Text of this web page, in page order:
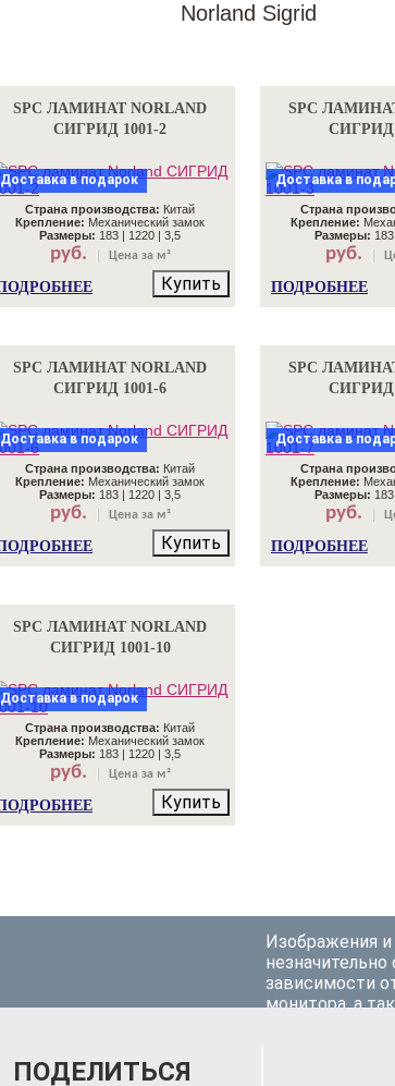
Norland Sigrid
SPC ЛАМИНАТ NORLAND
СИГРИД 1001-2
Доставка в подарок
Страна производства: Китай
Крепление: Механический замок
Размеры: 183 | 1220 | 3,5
руб. Цена за м²
Купить
SPC
СИГРИД
Доставка в
Страна
Крепление:
Размеры:
руб.
ПОДРОБНЕЕ
SPC ЛАМИНАТ NORLAND
СИГРИД 1001-6
Доставка в подарок
Страна производства: Китай
Крепление: Механический замок
Размеры: 183 | 1220 | 3,5
руб. Цена за м²
Купить
SPC
СИГРИД
Доставка в
Страна
Крепление:
Размеры:
руб.
ПОДРОБНЕЕ
SPC ЛАМИНАТ NORLAND
СИГРИД 1001-10
Доставка в подарок
Страна производства: Китай
Крепление: Механический замок
Размеры: 183 | 1220 | 3,5
руб. Цена за м²
Купить
Изображения
незначительно
зависимости
монитора, а
ПОДЕЛИТЬСЯ